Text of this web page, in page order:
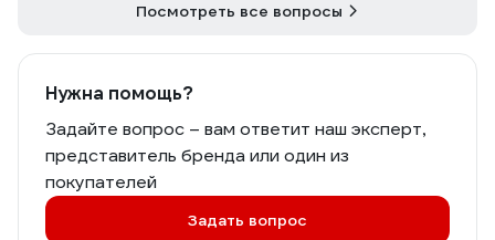
Посмотреть все вопросы
Нужна помощь?
Задайте вопрос – вам ответит наш эксперт,
представитель бренда или один из
покупателей
Задать вопрос